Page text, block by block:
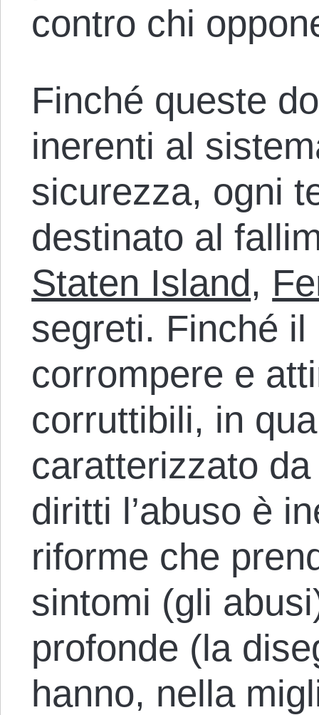
contro chi
Finché queste
inerenti al
sicurezza, ogni
destinato al
Staten Island,
segreti. Finché il
corrompere e
corruttibili, in
caratterizzato
diritti l’abuso è
riforme che
sintomi (gli
profonde (la
hanno, nella